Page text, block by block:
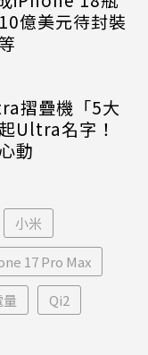
億美元待封裝
摺疊機「5大
Ultra名字！
動
小米
17 Pro Max
量 Qi2